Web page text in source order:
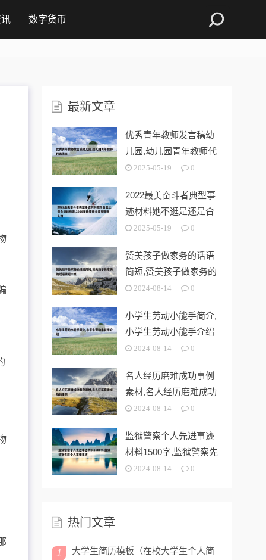
数字货币
最新文章
优秀青年教师发言稿幼
儿园,幼儿园青年教师代
表发言
2025-05-19 0
2022最美奋斗者典型事
迹材料她不逛是还是合
格的母亲
2025-05-19 0
赞美孩子做家务的话语
简短,赞美孩子做家务的
话语简短一
2024-08-14 0
小学生劳动小能手简介,
小学生劳动小能手介绍
2024-08-14 0
名人经历磨难成功事例
素材,名人经历磨难成功
的事例
2024-08-14 0
监狱警察个人先进事迹
材料1500字,监狱警察先
进个人
2024-08-14 0
热门文章
1
大学生简历模板（在校大学生个人简